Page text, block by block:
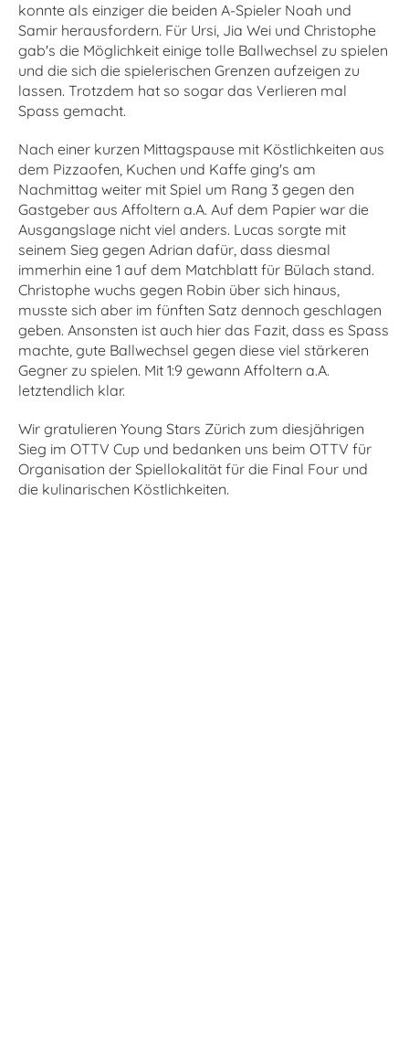
konnte als einziger die beiden A-Spieler Noah und
Samir herausfordern. Für Ursi, Jia Wei und Christophe
gab's die Möglichkeit einige tolle Ballwechsel zu spielen
und die sich die spielerischen Grenzen aufzeigen zu
lassen. Trotzdem hat so sogar das Verlieren mal
Spass gemacht.
Nach einer kurzen Mittagspause mit Köstlichkeiten aus
dem Pizzaofen, Kuchen und Kaffe ging's am
Nachmittag weiter mit Spiel um Rang 3 gegen den
Gastgeber aus Affoltern a.A. Auf dem Papier war die
Ausgangslage nicht viel anders. Lucas sorgte mit
seinem Sieg gegen Adrian dafür, dass diesmal
immerhin eine 1 auf dem Matchblatt für Bülach stand.
Christophe wuchs gegen Robin über sich hinaus,
musste sich aber im fünften Satz dennoch geschlagen
geben. Ansonsten ist auch hier das Fazit, dass es Spass
machte, gute Ballwechsel gegen diese viel stärkeren
Gegner zu spielen. Mit 1:9 gewann Affoltern a.A.
letztendlich klar.
Wir gratulieren Young Stars Zürich zum diesjährigen
Sieg im OTTV Cup und bedanken uns beim OTTV für
Organisation der Spiellokalität für die Final Four und
die kulinarischen Köstlichkeiten.